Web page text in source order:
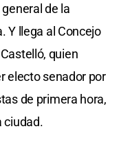
de la
Y llega al Concejo
quien
electo senador por
de primera hora,
ciudad.